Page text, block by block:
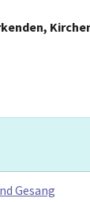
Gesang